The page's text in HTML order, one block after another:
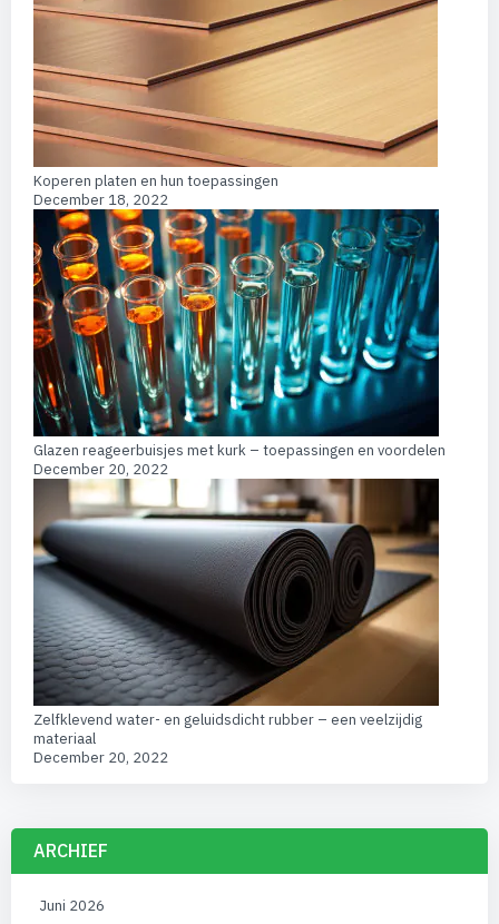
Koperen platen en hun toepassingen
December 18, 2022
Glazen reageerbuisjes met kurk – toepassingen en voordelen
December 20, 2022
Zelfklevend water- en geluidsdicht rubber – een veelzijdig
materiaal
December 20, 2022
ARCHIEF
Juni 2026